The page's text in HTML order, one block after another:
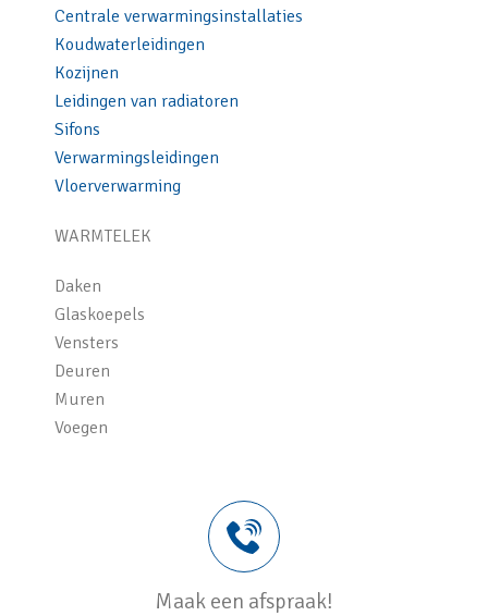
Centrale verwarmingsinstallaties
Koudwaterleidingen
Kozijnen
Leidingen van radiatoren
Sifons
Verwarmingsleidingen
Vloerverwarming
WARMTELEK
Daken
Glaskoepels
Vensters
Deuren
Muren
Voegen
Maak een afspraak!